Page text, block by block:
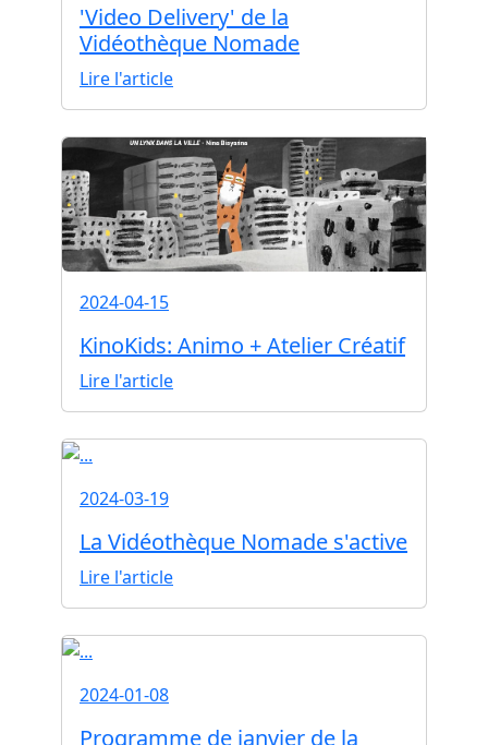
'Video Delivery' de la
Vidéothèque Nomade
Lire l'article
2024-04-15
KinoKids: Animo + Atelier Créatif
Lire l'article
2024-03-19
La Vidéothèque Nomade s'active
Lire l'article
2024-01-08
Programme de janvier de la